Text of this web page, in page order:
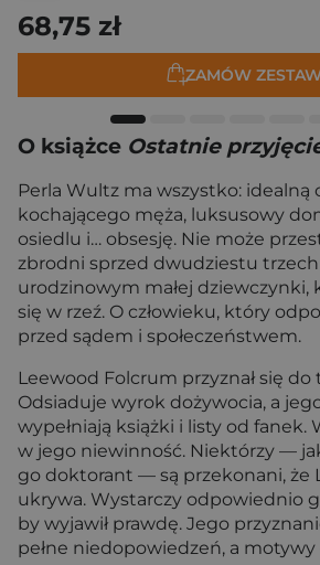
68,75 zł
ZAMÓW
O książce Ostatnie
Perla Wultz ma wszystko: idealną
kochającego męża, luksusowy
osiedlu i… obsesję. Nie może
zbrodni sprzed dwudziestu trzech
urodzinowym małej dziewczynki,
się w rzeź. O człowieku, który
przed sądem i społeczeństwem.
Leewood Folcrum przyznał się
Odsiaduje wyrok dożywocia, a
wypełniają książki i listy od fanek.
w jego niewinność. Niektórzy —
go doktorant — są przekonani, że
ukrywa. Wystarczy odpowiednio
by wyjawił prawdę. Jego
pełne niedopowiedzeń, a